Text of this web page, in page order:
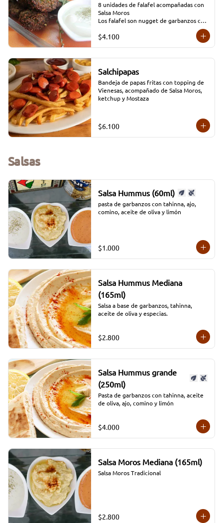
8 unidades de falafel acompañadas con
Salsa Moros
Los falafel son nugget de garbanzos con
verduras condimentados y que se fríen
en aceite profundo.
$4.100
Salchipapas
Bandeja de papas fritas con topping de
Vienesas, acompañado de Salsa Moros,
ketchup y Mostaza
$6.100
Salsas
Salsa Hummus (60ml)
pasta de garbanzos con tahinna, ajo,
comino, aceite de oliva y limón
$1.000
Salsa Hummus Mediana
(165ml)
Salsa a base de garbanzos, tahinna,
aceite de oliva y especias.
$2.800
Salsa Hummus grande
(250ml)
Pasta de garbanzos con tahinna, aceite
de oliva, ajo, comino y limón
$4.000
Salsa Moros Mediana (165ml)
Salsa Moros Tradicional
$2.800